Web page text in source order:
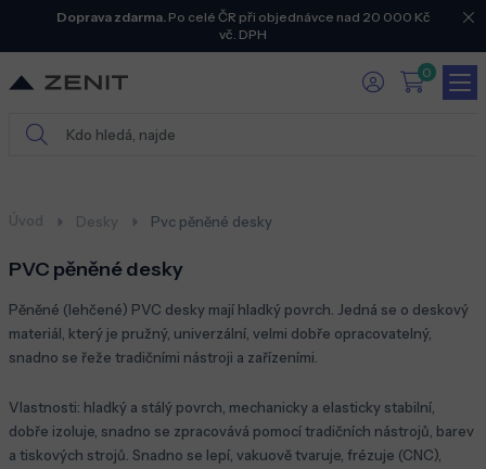
Doprava zdarma.Po celé ČR při objednávce nad 20 000 Kč
vč. DPH
0
Úvod Desky Pvc pěněné desky
PVC pěněné desky
Pěněné (lehčené) PVC desky mají hladký povrch. Jedná se o deskový
materiál, který je pružný, univerzální, velmi dobře opracovatelný,
snadno se řeže tradičními nástroji a zařízeními.
Vlastnosti: hladký a stálý povrch, mechanicky a elasticky stabilní,
dobře izoluje, snadno se zpracovává pomocí tradičních nástrojů, barev
a tiskových strojů. Snadno se lepí, vakuově tvaruje, frézuje (CNC),